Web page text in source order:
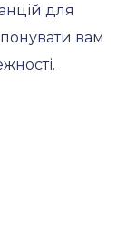
для
вам